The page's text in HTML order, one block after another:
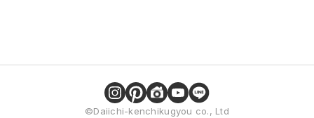
©Daiichi-kenchikugyou co., Ltd